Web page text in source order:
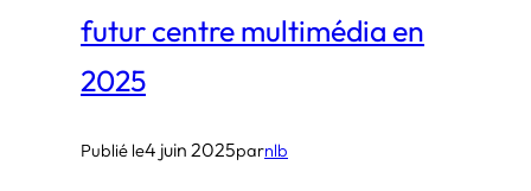
futur centre multimédia en
2025
Publié le4 juin 2025parnlb